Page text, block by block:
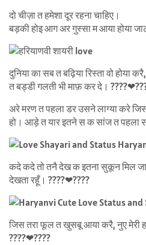
दो चीज़ा त हमेशा दूर रहना चाहिए।
बड़की होइ आग अर गुस्सा म आया होया
दुनिया का सब त बढ़िया रिस्ता वो होया
त बड्डी गलती भी माफ़ कर दे।
अरे मरण त पहला डर उसने लाग्या करे
हो। आड़े त यार इतने स क सांज त पहला
कदे कदे तो तनै देख क इतना सुकून मिल
देखता रहूँ। ????❤????
जिस तरा फूल त खुसबू आया करै, नुए मेरी
????❤????